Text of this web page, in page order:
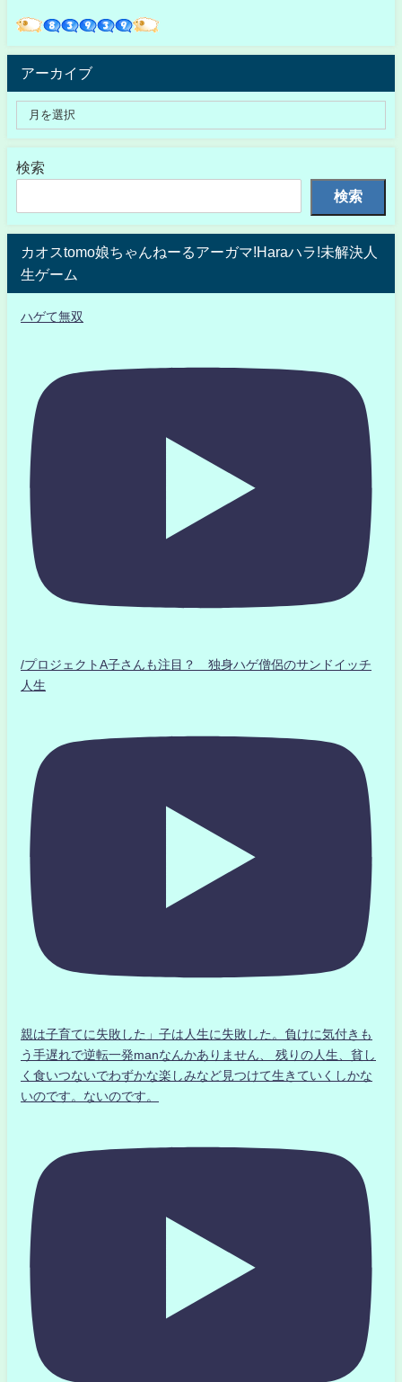
アーカイブ
検索
検索
カオスtomo娘ちゃんねーるアーガマ!Haraハラ!未解決人
生ゲーム
ハゲて無双
/プロジェクトA子さんも注目？ 独身ハゲ僧侶のサンドイッチ
人生
親は子育てに失敗した」子は人生に失敗した。負けに気付きも
う手遅れで逆転一発manなんかありません、 残りの人生、貧し
く食いつないでわずかな楽しみなど見つけて生きていくしかな
いのです。ないのです。